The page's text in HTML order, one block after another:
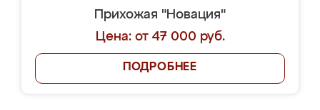
Прихожая "Новация"
Цена: от 47 000 руб.
ПОДРОБНЕЕ